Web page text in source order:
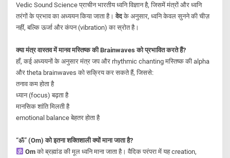
Vedic Sound Science प्राचीन भारतीय ध्वनि विज्ञान है, जिसमें मंत्रों और ध्वनि
तरंगों के प्रभाव का अध्ययन किया जाता है।वेदके अनुसार, ध्वनि केवल सुनने की चीज़
नहीं, बल्कि ऊर्जा और कंपन (vibration) का स्रोत है।
क्या मंत्र वास्तव में मानव मस्तिष्क की Brainwaves को प्रभावित करते हैं?
हाँ, कई अध्ययनों के अनुसार मंत्र जप और rhythmic chanting मस्तिष्क की alpha
और theta brainwaves को सक्रिय कर सकते हैं, जिससे:
तनाव कम होता है
ध्यान (focus) बढ़ता है
मानसिक शांति मिलती है
emotional balance बेहतर होता है
“ॐ” (Om) को इतना शक्तिशाली क्यों माना जाता है?
Om को ब्रह्मांड की मूल ध्वनि माना जाता है। वैदिक परंपरा में यह creation,